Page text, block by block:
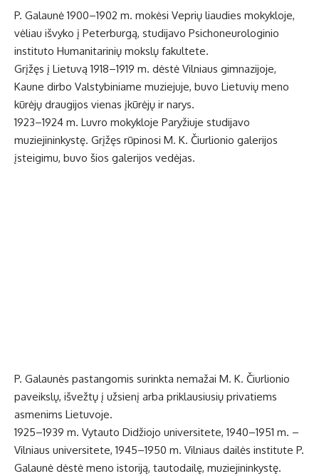
P. Galaunė 1900–1902 m. mokėsi Veprių liaudies mokykloje,
vėliau išvyko į Peterburgą, studijavo Psichoneurologinio
instituto Humanitarinių mokslų fakultete.
Grįžęs į Lietuvą 1918–1919 m. dėstė Vilniaus gimnazijoje,
Kaune dirbo Valstybiniame muziejuje, buvo Lietuvių meno
kūrėjų draugijos vienas įkūrėjų ir narys.
1923–1924 m. Luvro mokykloje Paryžiuje studijavo
muziejininkystę. Grįžęs rūpinosi M. K. Čiurlionio galerijos
įsteigimu, buvo šios galerijos vedėjas.
P. Galaunės pastangomis surinkta nemažai M. K. Čiurlionio
paveikslų, išvežtų į užsienį arba priklausiusių privatiems
asmenims Lietuvoje.
1925–1939 m. Vytauto Didžiojo universitete, 1940–1951 m. –
Vilniaus universitete, 1945–1950 m. Vilniaus dailės institute P.
Galaunė dėstė meno istoriją, tautodailę, muziejininkystę.